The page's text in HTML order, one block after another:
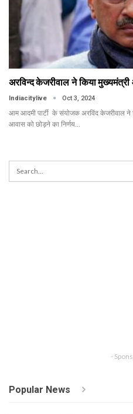
अरविन्द केजरीवाल ने किया
Indiacitylive Oct 3, 2024
आम आदमी पार्टी के संयोजक अरविंद केजरीवाल ने
आवास को छोड़ने का निर्णय…
-
Popular News